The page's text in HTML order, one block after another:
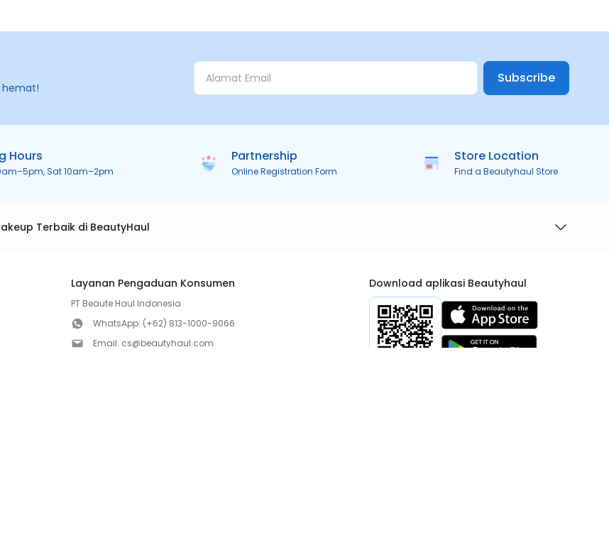
hemat!
Subscribe
Hours
Sat 10am–2pm
Partnership
Online Registration Form
Store Location
Find a Beautyhaul Store
Terbaik di BeautyHaul
Layanan Pengaduan Konsumen
PT Beaute Haul Indonesia
WhatsApp: (+62) 813-1000-9066
Email: cs@beautyhaul.com
Download aplikasi Beautyhaul